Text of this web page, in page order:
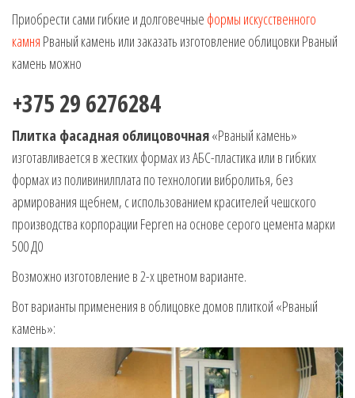
Приобрести сами гибкие и долговечные формы искусственного
камня Рваный камень или заказать изготовление облицовки Рваный
камень можно
+375 29 6276284
Плитка фасадная облицовочная«Рваный камень»
изготавливается в жестких формах из АБС-пластика или в гибких
формах из поливинилплата по технологии вибролитья, без
армирования щебнем, с использованием красителей чешского
производства корпорации Fepren на основе серого цемента марки
500 Д0
Возможно изготовление в 2-х цветном варианте.
Вот варианты применения в облицовке домов плиткой «Рваный
камень»: